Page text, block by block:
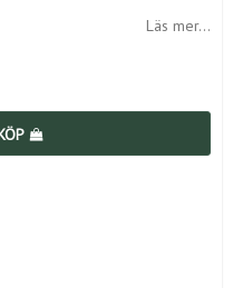
Läs mer...